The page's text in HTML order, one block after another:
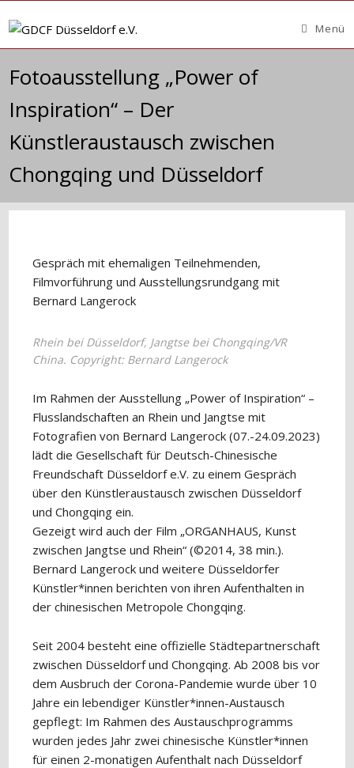
Inhalt
Menü
Fotoausstellung „Power of
Inspiration“ – Der
Künstleraustausch zwischen
Chongqing und Düsseldorf
Gespräch mit ehemaligen Teilnehmenden,
Filmvorführung und Ausstellungsrundgang mit
Bernard Langerock
Rhein bei Düsseldorf, Jangtse bei Chongqing/VR
China. Copyright: Bernard Langerock
Im Rahmen der Ausstellung „Power of Inspiration“ –
Flusslandschaften an Rhein und Jangtse mit
Fotografien von Bernard Langerock (07.-24.09.2023)
lädt die Gesellschaft für Deutsch-Chinesische
Freundschaft Düsseldorf e.V. zu einem Gespräch
über den Künstleraustausch zwischen Düsseldorf
und Chongqing ein.
Gezeigt wird auch der Film „ORGANHAUS, Kunst
zwischen Jangtse und Rhein“ (©2014, 38 min.).
Bernard Langerock und weitere Düsseldorfer
Künstler*innen berichten von ihren Aufenthalten in
der chinesischen Metropole Chongqing.
Seit 2004 besteht eine offizielle Städtepartnerschaft
zwischen Düsseldorf und Chongqing. Ab 2008 bis vor
dem Ausbruch der Corona-Pandemie wurde über 10
Jahre ein lebendiger Künstler*innen-Austausch
gepflegt: Im Rahmen des Austauschprogramms
wurden jedes Jahr zwei chinesische Künstler*innen
für einen 2-monatigen Aufenthalt nach Düsseldorf